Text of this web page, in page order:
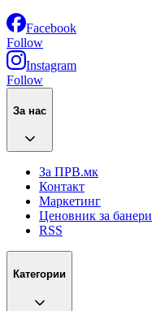
Facebook
Follow
Instagram
Follow
За нас
За ПРВ.мк
Контакт
Маркетинг
Ценовник за банери
RSS
Категории